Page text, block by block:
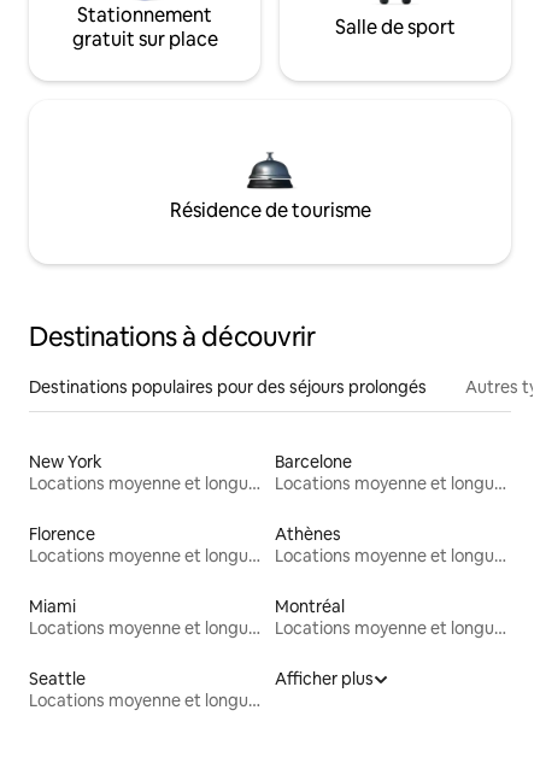
Stationnement
gratuit sur place
Salle de sport
Résidence de tourisme
Destinations à découvrir
Destinations populaires pour des séjours prolongés Autres
New York
Locations moyenne et longue durée
Barcelone
Locations moyenne et longue durée
Florence
Locations moyenne et longue durée
Athènes
Locations moyenne et longue durée
Miami
Locations moyenne et longue durée
Montréal
Locations moyenne et longue durée
Seattle
Locations moyenne et longue durée
Afficher plus